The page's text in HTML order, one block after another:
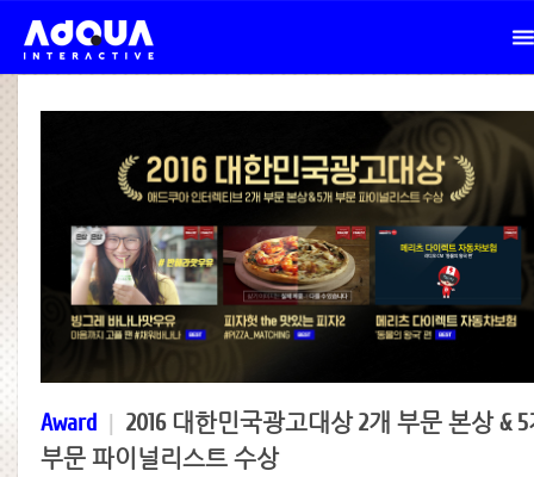
Award | 2016 대한민국광고대상 2개 부문 본상 & 5
부문 파이널리스트 수상